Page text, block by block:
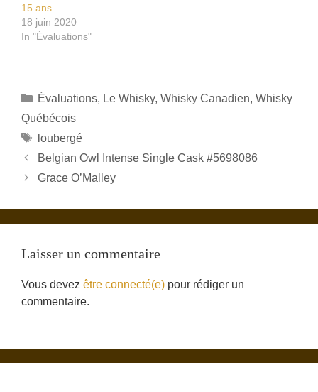
15 ans
18 juin 2020
In "Évaluations"
Catégories
Évaluations, Le Whisky, Whisky Canadien, Whisky
Québécois
Étiquettes
loubergé
Belgian Owl Intense Single Cask #5698086
Grace O’Malley
Laisser un commentaire
Vous devez être connecté(e) pour rédiger un
commentaire.